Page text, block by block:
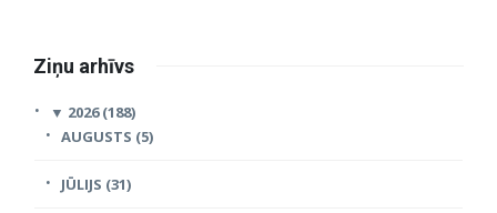
Ziņu arhīvs
▼ 2026 (188)
AUGUSTS (5)
JŪLIJS (31)